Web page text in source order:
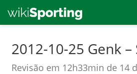
main
2012-10-25 Genk –
Revisão em 12h33min de 14